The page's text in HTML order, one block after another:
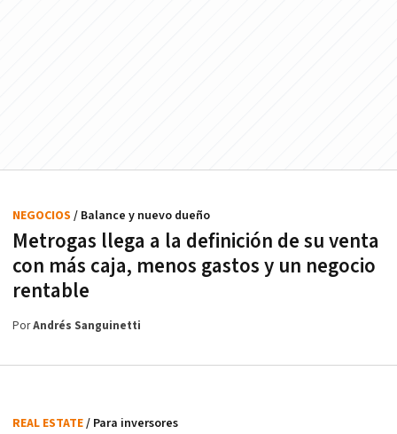
Metrogas llega a la definición de su venta
con más caja, menos gastos y un negocio
rentable
NEGOCIOS / Balance y nuevo dueño
PorAndrés Sanguinetti
REAL ESTATE/ Para inversores